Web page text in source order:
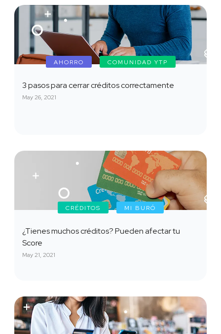
AHORRO COMUNIDAD YTP
3 pasos para cerrar créditos correctamente
May 26, 2021
CRÉDITOS MI BURÓ
¿Tienes muchos créditos? Pueden afectar tu
Score
May 21, 2021